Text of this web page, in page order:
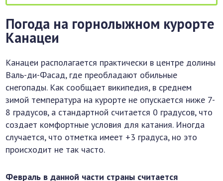
Погода на горнолыжном курорте
Канацеи
Канацеи располагается практически в центре долины
Валь-ди-Фасад, где преобладают обильные
снегопады. Как сообщает википедия, в среднем
зимой температура на курорте не опускается ниже 7-
8 градусов, а стандартной считается 0 градусов, что
создает комфортные условия для катания. Иногда
случается, что отметка имеет +3 градуса, но это
происходит не так часто.
Февраль в данной части страны считается